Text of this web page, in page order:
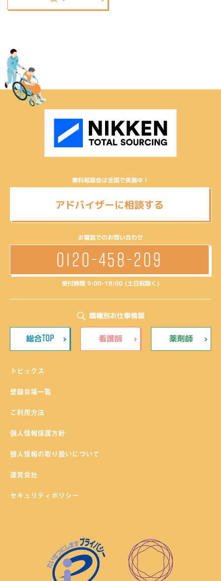
無料相談会は全国で実施中！
アドバイザーに相談する
お電話でのお問い合わせ
0120-458-209
受付時間 9:00-18:00 (土日祝除く)
職種別お仕事情報
総合TOP 看護師 薬剤師
トピックス
登録会場一覧
ご利用方法
個人情報保護方針
個人情報の取り扱いについて
運営会社
セキュリティポリシー